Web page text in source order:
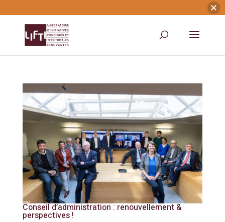
Conseil d’administration : renouvellement &
perspectives !